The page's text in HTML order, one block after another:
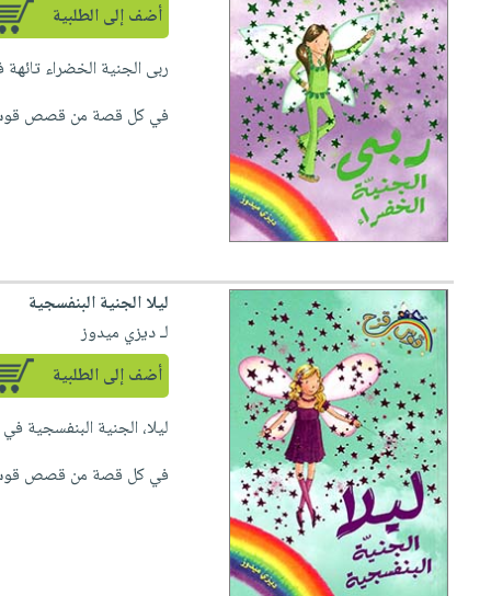
أضف إلى الطلبية
ربى الجنية الخضراء
في كل قصة من قصص قوس
ليلا الجنية البنفسجية
لـ ديزي ميدوز
أضف إلى الطلبية
ليلا، الجنية البنفسجية
في كل قصة من قصص قوس